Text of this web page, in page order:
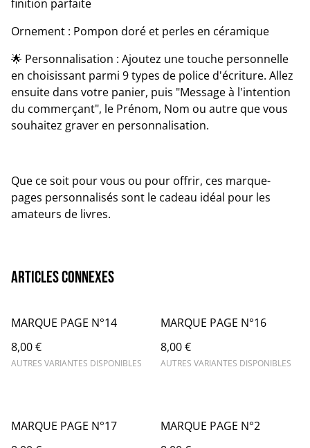
finition parfaite
Ornement : Pompon doré et perles en céramique
🌟 Personnalisation : Ajoutez une touche personnelle
en choisissant parmi 9 types de police d'écriture. Allez
ensuite dans votre panier, puis "Message à l'intention
du commerçant", le Prénom, Nom ou autre que vous
souhaitez graver en personnalisation.
Que ce soit pour vous ou pour offrir, ces marque-
pages personnalisés sont le cadeau idéal pour les
amateurs de livres.
Articles connexes
MARQUE PAGE N°14
8,00 €
AUTRES VARIANTES DISPONIBLES
MARQUE PAGE N°16
8,00 €
AUTRES VARIANTES DISPONIBLES
MARQUE PAGE N°17
MARQUE PAGE N°2